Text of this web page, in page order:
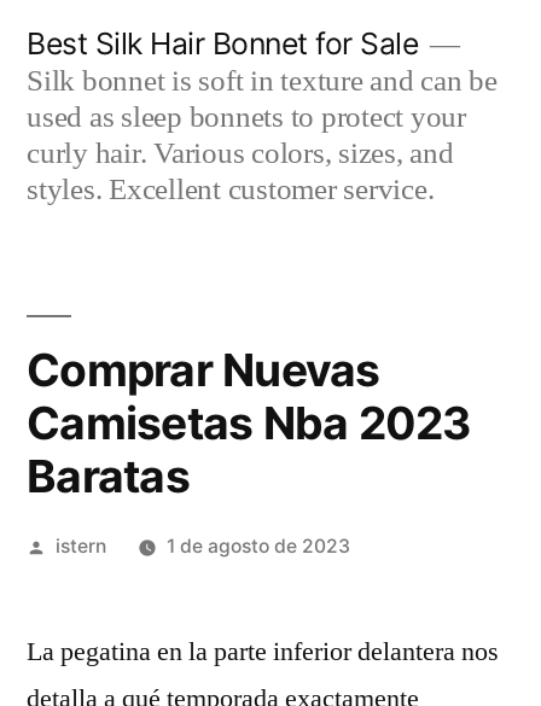
contenido
Best Silk Hair Bonnet for Sale
Silk bonnet is soft in texture and can be
used as sleep bonnets to protect your
curly hair. Various colors, sizes, and
styles. Excellent customer service.
Comprar Nuevas
Camisetas Nba 2023
Baratas
Publicado
istern 1 de agosto de 2023
La pegatina en la parte inferior delantera nos
detalla a qué temporada exactamente